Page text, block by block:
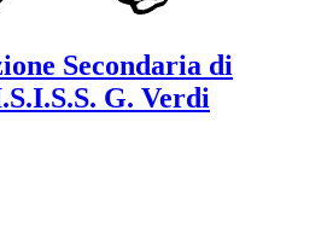
Secondaria di
G. Verdi